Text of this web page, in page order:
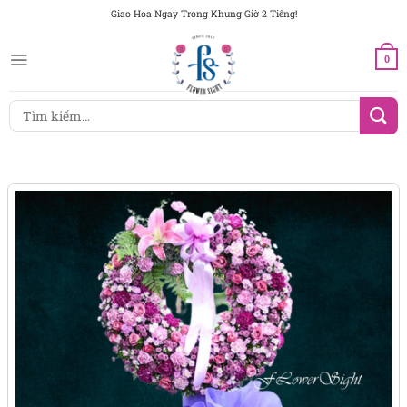
dung
Giao Hoa Ngay Trong Khung Giờ 2 Tiếng!
0
Tìm
kiếm: